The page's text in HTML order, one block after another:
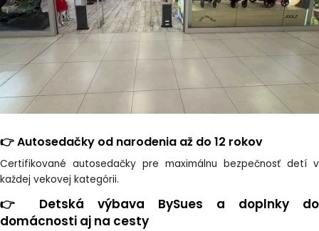
👉 Autosedačky od narodenia až do 12 rokov
Certifikované autosedačky pre maximálnu bezpečnosť detí v
každej vekovej kategórii.
👉 Detská výbava BySues a doplnky do
domácnosti aj na cesty